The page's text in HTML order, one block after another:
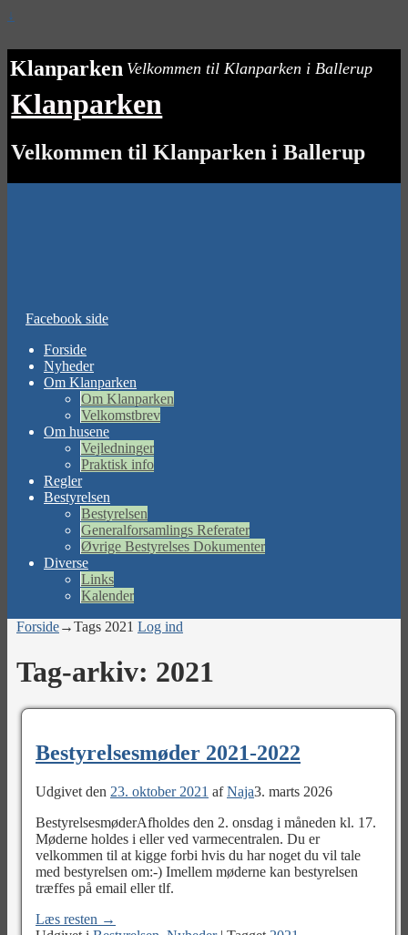
↓
Klanparken Velkommen til Klanparken i Ballerup
Klanparken
Velkommen til Klanparken i Ballerup
Facebook side
Forside
Nyheder
Om Klanparken
Om Klanparken
Velkomstbrev
Om husene
Vejledninger
Praktisk info
Regler
Bestyrelsen
Bestyrelsen
Generalforsamlings Referater
Øvrige Bestyrelses Dokumenter
Diverse
Links
Kalender
Forside→Tags 2021 Log ind
Tag-arkiv: 2021
Bestyrelsesmøder 2021-2022
Udgivet den 23. oktober 2021 afNaja3. marts 2026
BestyrelsesmøderAfholdes den 2. onsdag i måneden kl. 17.
Møderne holdes i eller ved varmecentralen. Du er
velkommen til at kigge forbi hvis du har noget du vil tale
med bestyrelsen om:-) Imellem møderne kan bestyrelsen
træffes på email eller tlf.
Læs resten →